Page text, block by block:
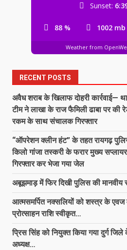
88 % 1002 mb
Sunset:
Weather from
RECENT POSTS
अवैध शराब के खिलाफ दोहरी कार्रवाई—
टीम ने लाखा के राज फैमिली ढाबा पर की
रकम के साथ संचालक गिरफ्तार
“ऑपरेशन क्लीन हंट” के तहत रायगढ़
किलो गांजा तस्करी के फरार मुख्य
गिरफ्तार कर भेजा गया जेल
अबूझमाड़ में फिर दिखी पुलिस की मानवीय
आत्मसमर्पित नक्सलियों को शस्त्र के
प्रोत्साहन राशि स्वीकृत…
प्रिस सिंह को नियुक्त किया गया दुर्ग
अध्यक्ष…